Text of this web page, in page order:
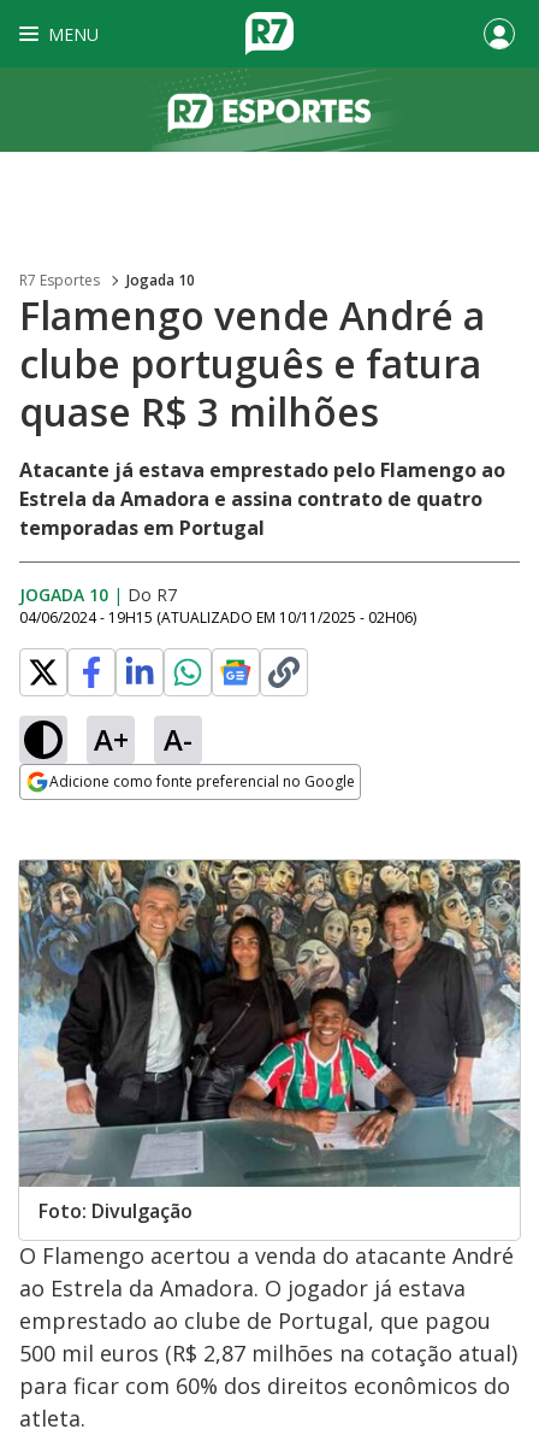
MENU
R7 Esportes Jogada 10
Flamengo vende André a
clube português e fatura
quase R$ 3 milhões
Atacante já estava emprestado pelo Flamengo ao
Estrela da Amadora e assina contrato de quatro
temporadas em Portugal
JOGADA 10 | Do R7
04/06/2024 - 19H15 (ATUALIZADO EM 10/11/2025 - 02H06)
A+ A-
Adicione como fonte preferencial no Google
Foto: Divulgação
O Flamengo acertou a venda do atacante André
ao Estrela da Amadora. O jogador já estava
emprestado ao clube de Portugal, que pagou
500 mil euros (R$ 2,87 milhões na cotação atual)
para ficar com 60% dos direitos econômicos do
atleta.